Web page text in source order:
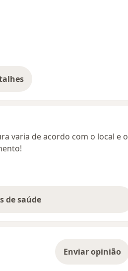
endereço
varia de acordo com o local e o
de saúde
Enviar opinião